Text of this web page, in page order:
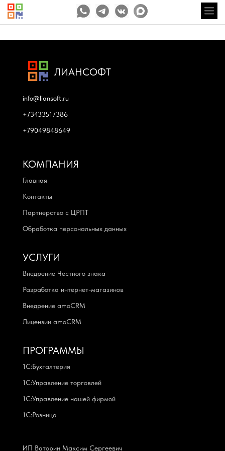
ЛИАНСОФТ
info@liansoft.ru
+73433517386
+79049848649
КОМПАНИЯ
Главная
Контакты
Партнерство с ЦРПТ
Обработка персональных данных
УСЛУГИ
Внедрение Честного знака
Разработка интернет-магазинов
Внедрение amoCRM
Лицензии amoCRM
ПРОГРАММЫ
1С:Бухгалтерия
1С:Управление торговлей
1С:Управление нашей фирмой
1С:Розница
ИП Ваторин Максим Сергеевич